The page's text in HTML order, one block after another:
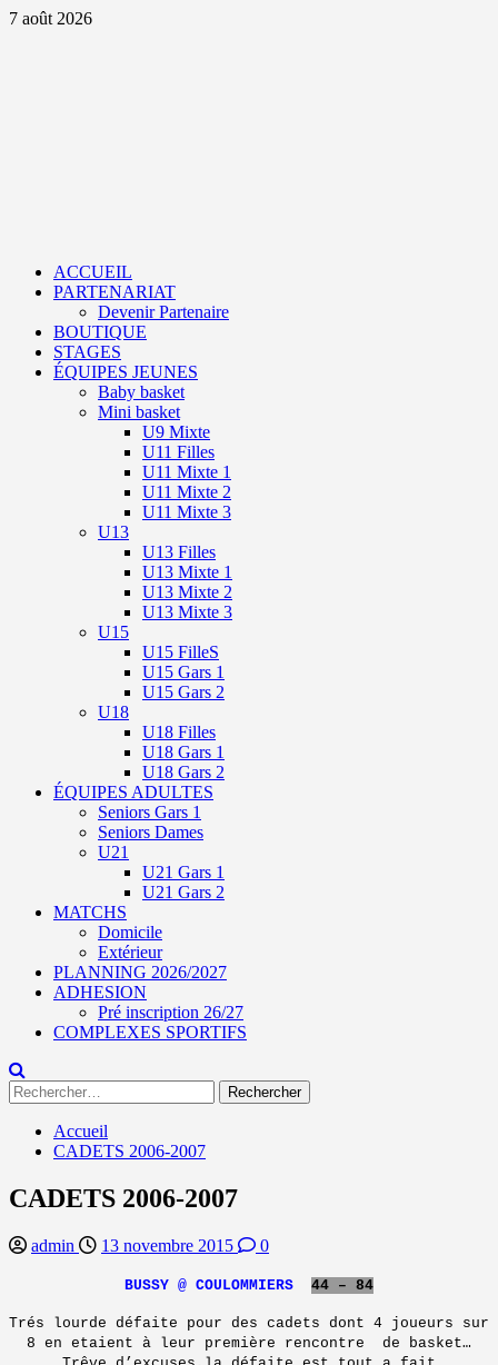
Aller
7 août 2026
ACCUEIL
PARTENARIAT
Devenir Partenaire
BOUTIQUE
STAGES
ÉQUIPES JEUNES
Baby basket
Mini basket
U9 Mixte
U11 Filles
U11 Mixte 1
U11 Mixte 2
U11 Mixte 3
U13
U13 Filles
U13 Mixte 1
U13 Mixte 2
U13 Mixte 3
U15
U15 FilleS
U15 Gars 1
U15 Gars 2
U18
U18 Filles
U18 Gars 1
U18 Gars 2
ÉQUIPES ADULTES
Seniors Gars 1
Seniors Dames
U21
U21 Gars 1
U21 Gars 2
MATCHS
Domicile
Extérieur
PLANNING 2026/2027
ADHESION
Pré inscription 26/27
COMPLEXES SPORTIFS
Rechercher :
Accueil
CADETS 2006-2007
CADETS 2006-2007
admin 13 novembre 2015 0
BUSSY @ COULOMMIERS 44 – 84
Trés lourde défaite pour des cadets dont 4 joueurs sur
8 en etaient à leur première rencontre de basket…